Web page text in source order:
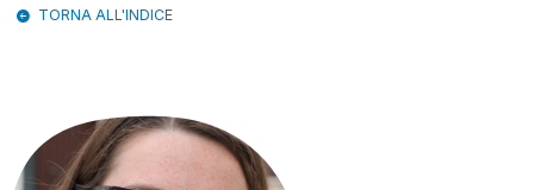
TORNA ALL'INDICE